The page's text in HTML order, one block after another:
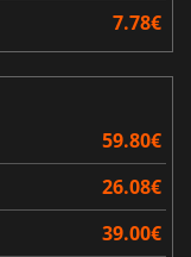
7.78€
59.80€
26.08€
39.00€